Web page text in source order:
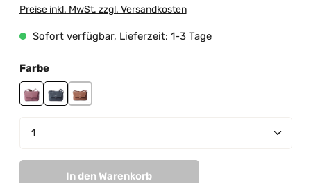
Preise inkl. MwSt. zzgl. Versandkosten
Sofort verfügbar, Lieferzeit: 1-3 Tage
Farbeauswählen
mauvenavytan
Produkt Anzahl: Gib den gewünschten Wert ein
In den Warenkorb